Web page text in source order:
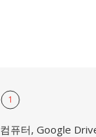
1
컴퓨터, Google